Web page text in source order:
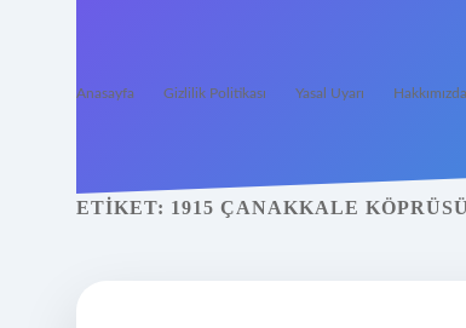
Anasayfa Gizlilik Politikası Yasal Uyarı Hakkımızda
ETIKET: 1915 ÇANAKKALE